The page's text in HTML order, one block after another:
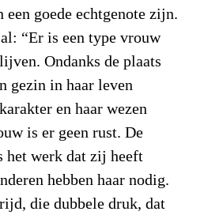
een goede echtgenote zijn.
“Er is een type vrouw
Ondanks de plaats
gezin in haar leven
en haar wezen
is er geen rust. De
werk dat zij heeft
hebben haar nodig.
die dubbele druk, dat